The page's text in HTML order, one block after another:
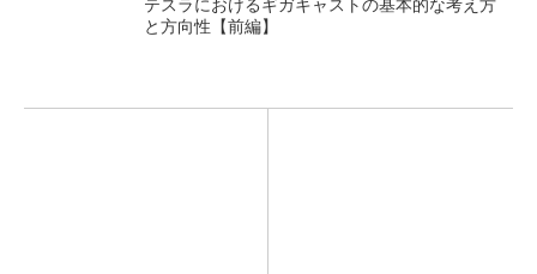
テスラにおけるギガキャストの基本的な考え方
と方向性【前編】